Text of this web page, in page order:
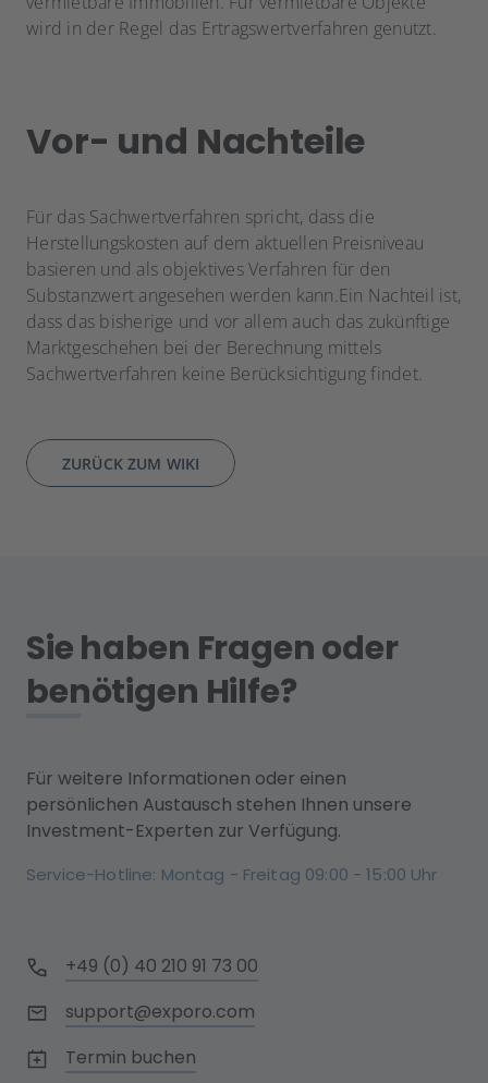
wird in der Regel das Ertragswertverfahren genutzt.
Vor- und Nachteile
Für das Sachwertverfahren spricht, dass die
Herstellungskosten auf dem aktuellen Preisniveau
basieren und als objektives Verfahren für den
Substanzwert angesehen werden kann.Ein Nachteil ist,
dass das bisherige und vor allem auch das zukünftige
Marktgeschehen bei der Berechnung mittels
Sachwertverfahren keine Berücksichtigung findet.
ZURÜCK ZUM WIKI
Sie haben Fragen oder
benötigen Hilfe?
Für weitere Informationen oder einen
persönlichen Austausch stehen Ihnen unsere
Investment-Experten zur Verfügung.
Service-Hotline: Montag - Freitag 09:00 - 15:00 Uhr
+49 (0) 40 210 91 73 00
support@exporo.com
Termin buchen